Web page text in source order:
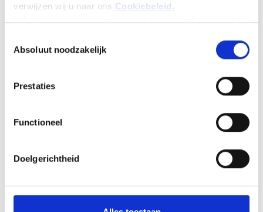
verwijzen wij u naar ons Cookiebeleid .
U kunt toestemming geven voor het gebruik van cookies
Uw toestemming houdt in dat er cookies mogen worden
geplaatst en dat wij, als verwerkingsverantwoordelijke,
uw persoonsgegevens mogen verwerken voor de
hieronder vermelde doeleinden.
via ons Cookiebeleid
, waar u ook informatie kunt vinden
selecteren
Absoluut noodzakelijk
Prestaties
Functioneel
Doelgerichtheid
Moeder en dochter maken breipatronen en garen van hoge
kwaliteit met respect voor dieren en ons milieu. Gevestigd
in Kopenhagen, Denemarken.
Knitting for Olive ApS
Godthåbsvej 55, 2000 Frederiksberg, Denemarken
+45-31353730